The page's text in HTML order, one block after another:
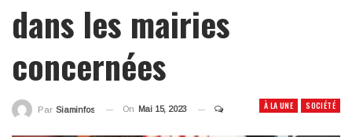
dans les mairies
concernées
À LA UNE SOCIÉTÉ
Par Siaminfos On Mai 15, 2023